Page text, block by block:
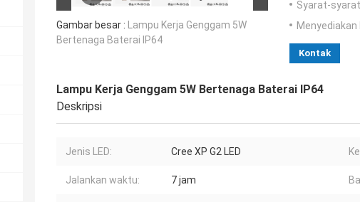
Gambar besar : Lampu Kerja Genggam 5W
Bertenaga Baterai IP64
Syarat-
Kontak
Lampu Kerja Genggam 5W Bertenaga Baterai IP64
Deskripsi
Jenis LED: Cree XP G2 LED
Jalankan waktu: 7 jam